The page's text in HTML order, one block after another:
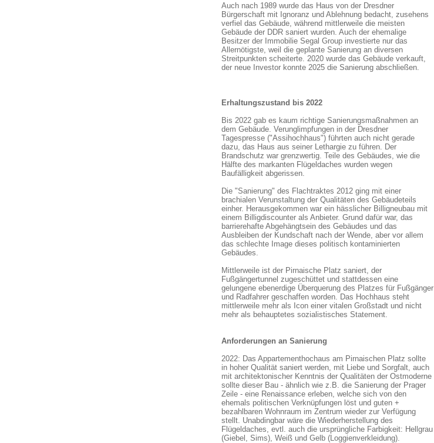
Auch nach 1989 wurde das Haus von der Dresdner
Bürgerschaft mit Ignoranz und Ablehnung bedacht, zusehens
verfiel das Gebäude, während mittlerweile die meisten
Gebäude der DDR saniert wurden. Auch der ehemalige
Besitzer der Immobilie Segal Group investierte nur das
Allernötigste, weil die geplante Sanierung an diversen
Streitpunkten scheiterte. 2020 wurde das Gebäude verkauft,
der neue Investor konnte 2025 die Sanierung abschließen.
Erhaltungszustand bis 2022
Bis 2022 gab es kaum richtige Sanierungsmaßnahmen an
dem Gebäude. Verunglimpfungen in der Dresdner
Tagespresse ("Assihochhaus") führten auch nicht gerade
dazu, das Haus aus seiner Lethargie zu führen. Der
Brandschutz war grenzwertig. Teile des Gebäudes, wie die
Hälfte des markanten Flügeldaches wurden wegen
Baufälligkeit abgerissen.
Die "Sanierung" des Flachtraktes 2012 ging mit einer
brachialen Verunstaltung der Qualitäten des Gebäudeteils
einher. Herausgekommen war ein hässlicher Billigneubau mit
einem Billigdiscounter als Anbieter. Grund dafür war, das
barrierehafte Abgehängtsein des Gebäudes und das
Ausbleiben der Kundschaft nach der Wende, aber vor allem
das schlechte Image dieses politisch kontaminierten
Gebäudes.
Mittlerweile ist der Pirnaische Platz saniert, der
Fußgängertunnel zugeschüttet und stattdessen eine
gelungene ebenerdige Überquerung des Platzes für Fußgänger
und Radfahrer geschaffen worden. Das Hochhaus steht
mittlerweile mehr als Icon einer vitalen Großstadt und nicht
mehr als behauptetes sozialistisches Statement.
Anforderungen an Sanierung
2022: Das Appartementhochaus am Pirnaischen Platz sollte
in hoher Qualität saniert werden, mit Liebe und Sorgfalt, auch
mit architektonischer Kenntnis der Qualitäten der Ostmoderne
sollte dieser Bau - ähnlich wie z.B. die Sanierung der Prager
Zeile - eine Renaissance erleben, welche sich von den
ehemals politischen Verknüpfungen löst und guten +
bezahlbaren Wohnraum im Zentrum wieder zur Verfügung
stellt. Unabdingbar wäre die Wiederherstellung des
Flügeldaches, evtl. auch die ursprüngliche Farbigkeit: Hellgrau
(Giebel, Sims), Weiß und Gelb (Loggienverkleidung).